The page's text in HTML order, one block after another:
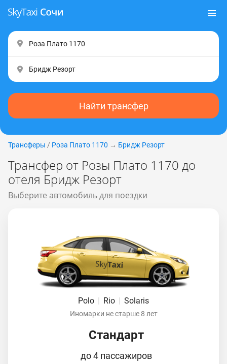
Найти трансфер
Трансферы / Роза Плато 1170 → Бридж Резорт
Трансфер от Розы Плато 1170 до
отеля Бридж Резорт
Выберите автомобиль для поездки
Polo | Rio | Solaris
Иномарки не старше 8 лет
Стандарт
до 4 пассажиров